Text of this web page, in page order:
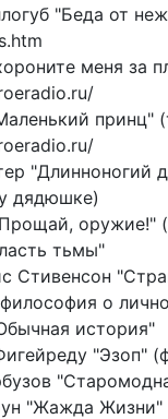
"Беда от
меня за
принц"
дядюшке)
оружие!"
тьмы"
Стивенсон
о
история"
"Эзоп"
"Жажда Жизни"